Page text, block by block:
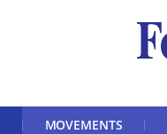
MOVEMENTS